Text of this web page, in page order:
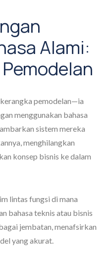
Alami:
pemodelan—ia
menggunakan bahasa
sistem mereka
menghilangkan
konsep bisnis ke dalam
lintas fungsi di mana
bahasa teknis atau bisnis
jembatan, menafsirkan
yang akurat.